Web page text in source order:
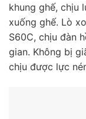
khung ghế, chịu
xuống ghế. Lò
S60C, chịu đàn
gian. Không bị
chịu được lực